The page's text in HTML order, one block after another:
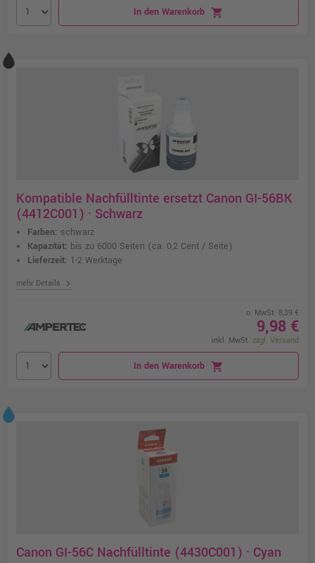
In den Warenkorb shopping_cart
Kompatible Nachfülltinte ersetzt Canon GI-56BK
(4412C001) · Schwarz
Farben: schwarz
Kapazität: bis zu 6000 Seiten (ca. 0,2 Cent / Seite)
Lieferzeit: 1-2 Werktage
mehr Details chevron_right
o. MwSt. 8,39 €
9,98 €
inkl. MwSt. zzgl. Versand
In den Warenkorb shopping_cart
Canon GI-56C Nachfülltinte (4430C001) · Cyan